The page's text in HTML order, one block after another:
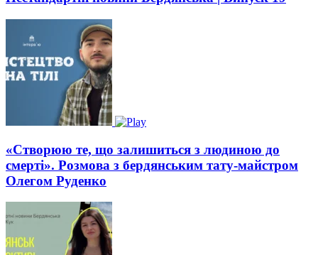
«Створюю те, що залишиться з людиною до
смерті». Розмова з бердянським тату-майстром
Олегом Руденко